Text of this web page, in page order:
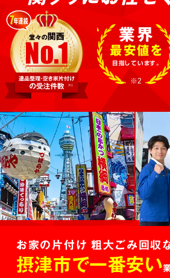
業界
最安値を
目指しています。
※2
お家の片付け 粗大ごみ回収
摂津市で一番安い